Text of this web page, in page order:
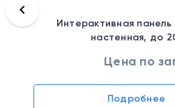
Интерактивная
настенная, до
Цена по
Подробнее
keyboard_arrow_left